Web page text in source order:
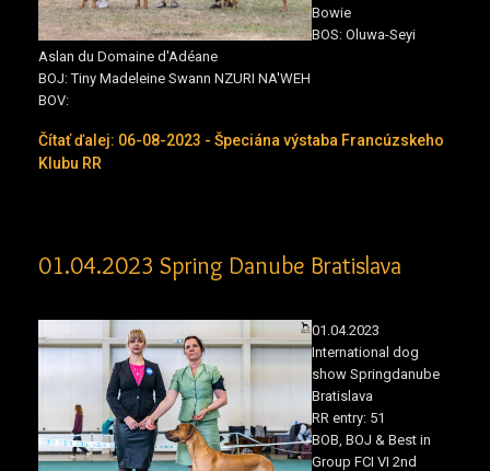
Bowie
BOS: Oluwa-Seyi
Aslan du Domaine d'Adéane
BOJ:Tiny Madeleine Swann NZURI NA'WEH
BOV:
Čítať ďalej: 06-08-2023 - Špeciána výstaba Francúzskeho
Klubu RR
01.04.2023 Spring Danube Bratislava
01.04.2023
International dog
show Springdanube
Bratislava
RR entry: 51
BOB, BOJ & Best in
Group FCI VI 2nd